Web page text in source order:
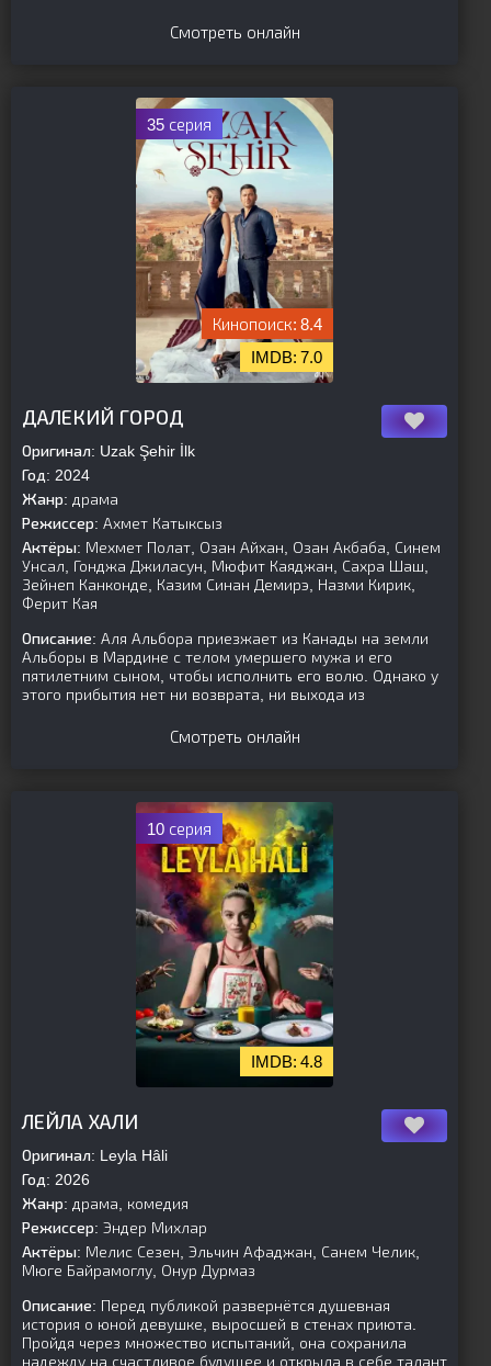
Смотреть онлайн
35 серия
8.4
7.0
ДАЛЕКИЙ ГОРОД
Оригинал: Uzak Şehir İlk
Год: 2024
Жанр: драма
Режиссер: Ахмет Катыксыз
Актёры: Мехмет Полат, Озан Айхан, Озан Акбаба, Синем
Унсал, Гонджа Джиласун, Мюфит Каяджан, Сахра Шаш,
Зейнеп Канконде, Казим Синан Демирэ, Назми Кирик,
Ферит Кая
Описание: Аля Альбора приезжает из Канады на земли
Альборы в Мардине с телом умершего мужа и его
пятилетним сыном, чтобы исполнить его волю. Однако у
этого прибытия нет ни возврата, ни выхода из
Смотреть онлайн
10 серия
4.8
ЛЕЙЛА ХАЛИ
Оригинал: Leyla Hâli
Год: 2026
Жанр: драма, комедия
Режиссер: Эндер Михлар
Актёры: Мелис Сезен, Эльчин Афаджан, Санем Челик,
Мюге Байрамоглу, Онур Дурмаз
Описание: Перед публикой развернётся душевная
история о юной девушке, выросшей в стенах приюта.
Пройдя через множество испытаний, она сохранила
надежду на счастливое будущее и открыла в себе талант